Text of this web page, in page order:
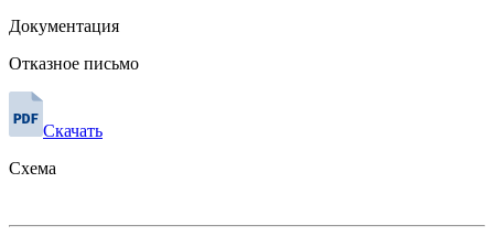
Документация
Отказное письмо
Скачать
Схема